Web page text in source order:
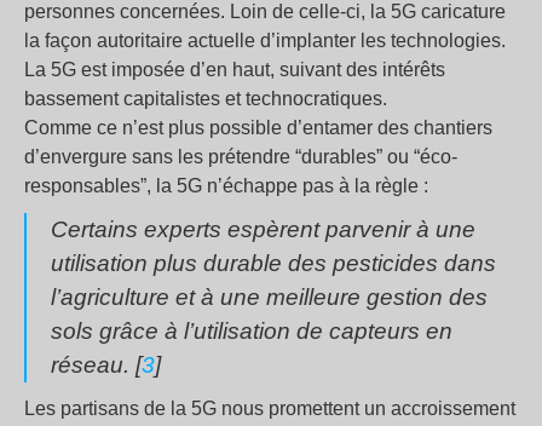
personnes concernées. Loin de celle-ci, la 5G caricature
la façon autoritaire actuelle d’implanter les technologies.
La 5G est imposée d’en haut, suivant des intérêts
bassement capitalistes et technocratiques.
Comme ce n’est plus possible d’entamer des chantiers
d’envergure sans les prétendre “durables” ou “éco-
responsables”, la 5G n’échappe pas à la règle :
Certains experts espèrent parvenir à une
utilisation plus durable des pesticides dans
l’agriculture et à une meilleure gestion des
sols grâce à l’utilisation de capteurs en
réseau. [3]
Les partisans de la 5G nous promettent un accroissement